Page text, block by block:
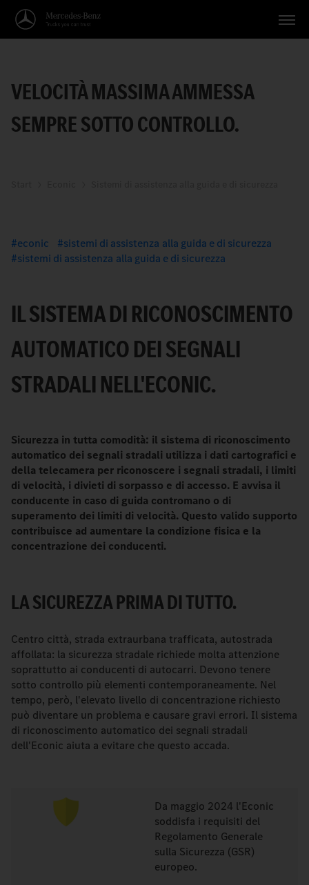
Applicazioni
Temi
VELOCITÀ MASSIMA AMMESSA
SEMPRE SOTTO CONTROLLO.
econic
sistemi di assistenza alla guida e di sicurezza
sistemi di assistenza alla guida e di sicurezza
IL SISTEMA DI RICONOSCIMENTO
AUTOMATICO DEI SEGNALI
STRADALI NELL'ECONIC.
Sicurezza in tutta comodità: il sistema di riconoscimento
automatico dei segnali stradali utilizza i dati cartografici e
della telecamera per riconoscere i segnali stradali, i limiti
di velocità, i divieti di sorpasso e di accesso. E avvisa il
conducente in caso di guida contromano o di
superamento dei limiti di velocità. Questo valido supporto
contribuisce ad aumentare la condizione fisica e la
concentrazione dei conducenti.
LA SICUREZZA PRIMA DI TUTTO.
Centro città, strada extraurbana trafficata, autostrada
affollata: la sicurezza stradale richiede molta attenzione
soprattutto ai conducenti di autocarri. Devono tenere
sotto controllo più elementi contemporaneamente. Nel
tempo, però, l'elevato livello di concentrazione richiesto
può diventare un problema e causare gravi errori. Il sistema
di riconoscimento automatico dei segnali stradali
dell'Econic aiuta a evitare che questo accada.
Da maggio 2024 l'Econic
soddisfa i requisiti del
Regolamento Generale
sulla Sicurezza (GSR)
europeo.